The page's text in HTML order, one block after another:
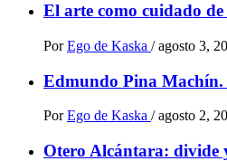
El arte como cuidado de
Por Ego de Kaska / agosto 3,
Edmundo Pina
Por Ego de Kaska / agosto 2,
Otero Alcántara: divide